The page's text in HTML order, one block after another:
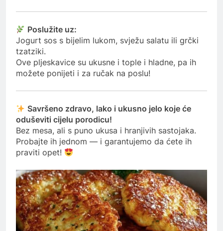
Poslužite uz:
Jogurt sos s bijelim lukom, svježu salatu ili grčki
tzatziki.
Ove pljeskavice su ukusne i tople i hladne, pa ih
možete ponijeti i za ručak na poslu!
Savršeno zdravo, lako i ukusno jelo koje će
oduševiti cijelu porodicu!
Bez mesa, ali s puno ukusa i hranjivih sastojaka.
Probajte ih jednom — i garantujemo da ćete ih
praviti opet!